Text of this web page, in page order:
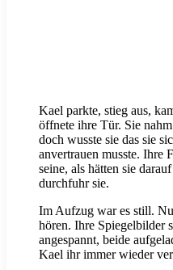
Kael parkte, stieg aus,
öffnete ihre Tür. Sie
doch wusste sie das sie
anvertrauen musste. Ihre
seine, als hätten sie
durchfuhr sie.
Im Aufzug war es still.
hören. Ihre Spiegelbilder
angespannt, beide
Kael ihr immer wieder